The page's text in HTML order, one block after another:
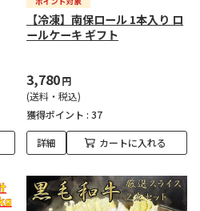
【冷凍】南保ロール 1本入り ロ
ールケーキ ギフト
3,780円
(送料・税込)
獲得ポイント : 37
詳細 カートに入れる